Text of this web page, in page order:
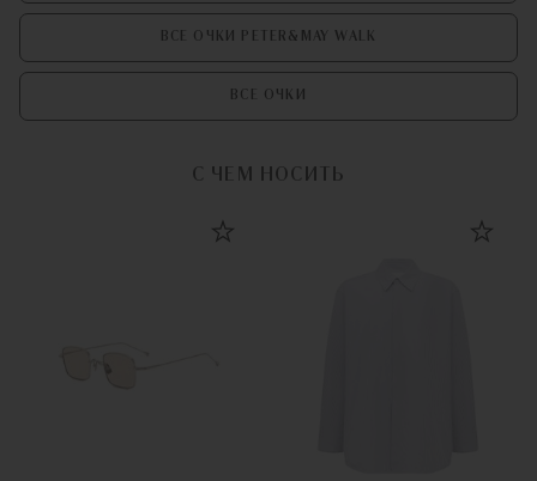
ВСЕ ОЧКИ PETER&MAY WALK
ВСЕ ОЧКИ
С ЧЕМ НОСИТЬ